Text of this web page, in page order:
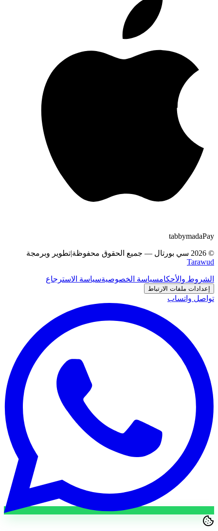
Pay
mada
tabby
©
2026 سي بورتال — جميع الحقوق محفوظة|تطوير وبرمجة
Tarawud
الشروط والأحكامسياسة الخصوصيةسياسة الاسترجاع
إعدادات ملفات الارتباط
تواصل واتساب